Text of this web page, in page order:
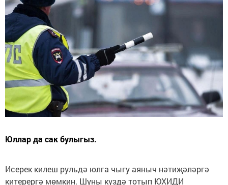
Юллар да сак булыгыз.
Исерек килеш рульдә юлга чыгу аяныч нәтиҗәләргә
китерергә мөмкин. Шуны күздә тотып ЮХИДИ